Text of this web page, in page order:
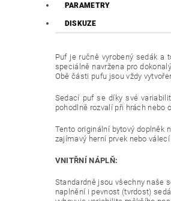
PARAMETRY
DISKUZE
Puf je ručně vyrobený sedák a
speciálně navržena pro
Obě části pufu jsou vždy
Sedací puf se díky své
pohodlně rozvalí při hrách nebo
Tento originální bytový doplněk
zajímavý herní prvek nebo
VNITŘNÍ NÁPLŇ:
Standardně jsou všechny naše
naplnění i pevnost (tvrdost)